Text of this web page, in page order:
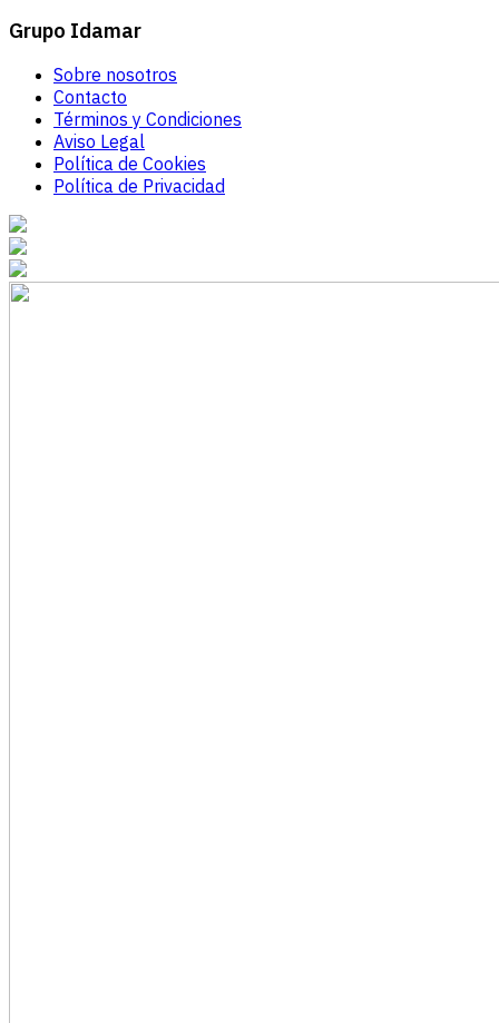
Grupo Idamar
Sobre nosotros
Contacto
Términos y Condiciones
Aviso Legal
Política de Cookies
Política de Privacidad